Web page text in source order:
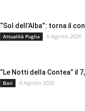
“Sol dell’Alba”: torna il
Attualità Puglia 6 Agosto 2026
“Le Notti della Contea” il
Bari 6 Agosto 2026